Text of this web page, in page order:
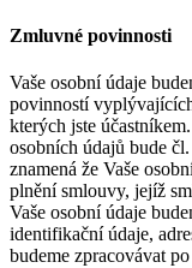
Zmluvné povinnosti
Vaše osobní údaje
povinností
kterých jste
osobních údajů bude
znamená že Vaše
plnění smlouvy, jejíž
Vaše osobní údaje
identifikační údaje,
budeme zpracovávat